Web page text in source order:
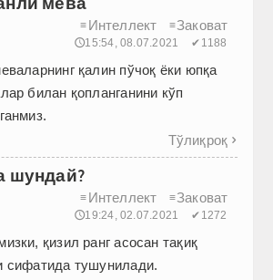
≡ Интеллект ≡Заковат
🕔15:54, 08.07.2021 ✔1188
қалин пўчоқ ёки юпқа
билан қопланганини кўп
Тўлиқроқ 
шундай?
≡ Интеллект ≡Заковат
🕔19:24, 02.07.2021 ✔1272
қизил ранг асосан тақиқ
сифатида тушунилади.